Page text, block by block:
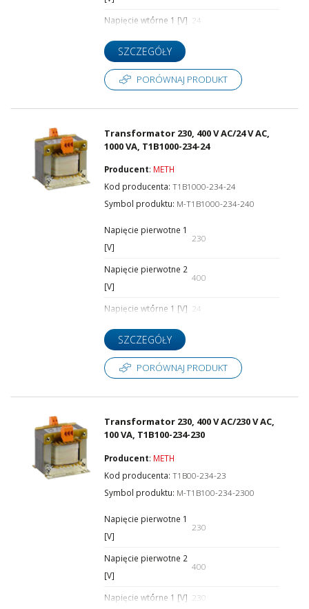
Napięcie wtórne 1 [V] 24
SZCZEGÓŁY
PORÓWNAJ PRODUKT
Transformator 230, 400 V AC/24 V AC,
1000 VA, T1B1000-234-24
Producent: METH
Kod producenta:T1B1000-234-24
Symbol produktu: M-T1B1000-234-240
Napięcie pierwotne 1
[V]
230
Napięcie pierwotne 2
[V]
400
Napięcie wtórne 1 [V] 24
SZCZEGÓŁY
PORÓWNAJ PRODUKT
Transformator 230, 400 V AC/230 V AC,
100 VA, T1B100-234-230
Producent: METH
Kod producenta:T1B00-234-23
Symbol produktu: M-T1B100-234-2300
Napięcie pierwotne 1
[V]
230
Napięcie pierwotne 2
[V]
400
Napięcie wtórne 1 [V] 230